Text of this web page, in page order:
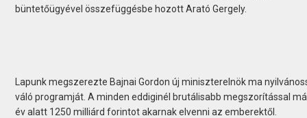
büntetőügyével összefüggésbe hozott Arató Gergely.
Lapunk megszerezte Bajnai Gordon új miniszterelnök ma
váló programját. A minden eddiginél brutálisabb megszorítással
év alatt 1250 milliárd forintot akarnak elvenni az emberektől.